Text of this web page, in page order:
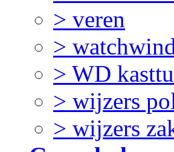
> veren
>
> WD
> wijzers
> wijzers